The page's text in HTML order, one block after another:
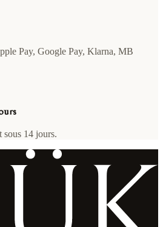
Pay, Google Pay, Klarna, MB
sous 14 jours.